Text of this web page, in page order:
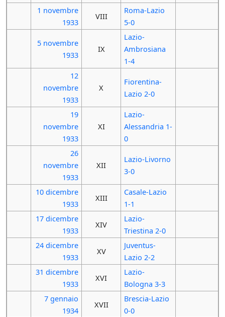
1 novembre
1933
VIII
Roma-Lazio
5-0
5 novembre
1933
IX
Lazio-
Ambrosiana
1-4
12
novembre
1933
X
Fiorentina-
Lazio 2-0
19
novembre
1933
XI
Lazio-
Alessandria 1-
0
26
novembre
1933
XII
Lazio-Livorno
3-0
10 dicembre
1933
XIII
Casale-Lazio
1-1
17 dicembre
1933
XIV
Lazio-
Triestina 2-0
24 dicembre
1933
XV
Juventus-
Lazio 2-2
31 dicembre
1933
XVI
Lazio-
Bologna 3-3
7 gennaio
1934
XVII
Brescia-Lazio
0-0